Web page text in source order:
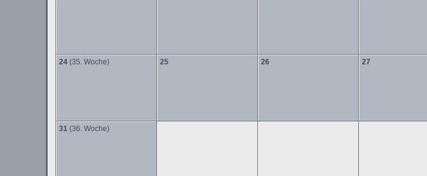
24(35. Woche) 25 26 27
31(36. Woche)